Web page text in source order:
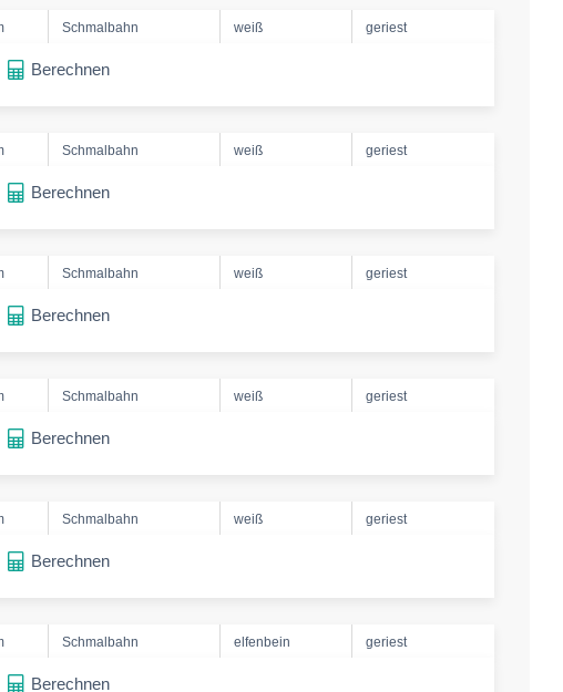
Schmalbahn weiß geriest
amount
Berechnen
Schmalbahn weiß geriest
amount
Berechnen
Schmalbahn weiß geriest
amount
Berechnen
Schmalbahn weiß geriest
amount
Berechnen
Schmalbahn weiß geriest
amount
Berechnen
Schmalbahn elfenbein geriest
Berechnen